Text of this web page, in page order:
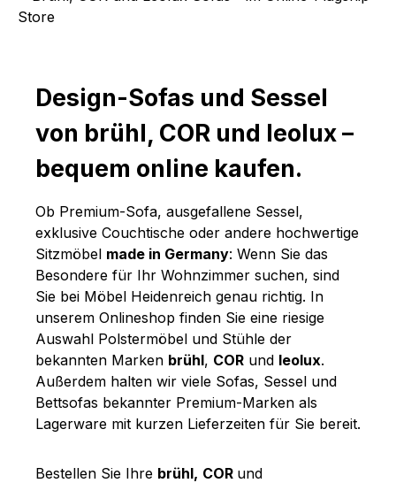
Design-Sofas und Sessel
von brühl, COR und leolux –
bequem online kaufen.
Ob Premium-Sofa, ausgefallene Sessel,
exklusive Couchtische oder andere hochwertige
Sitzmöbel made in Germany: Wenn Sie das
Besondere für Ihr Wohnzimmer suchen, sind
Sie bei Möbel Heidenreich genau richtig. In
unserem Onlineshop finden Sie eine riesige
Auswahl Polstermöbel und Stühle der
bekannten Marken brühl, COR und leolux.
Außerdem halten wir viele Sofas, Sessel und
Bettsofas bekannter Premium-Marken als
Lagerware mit kurzen Lieferzeiten für Sie bereit.
Bestellen Sie Ihre brühl, COR und